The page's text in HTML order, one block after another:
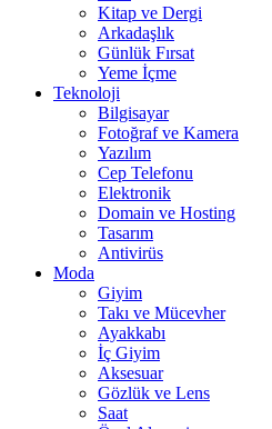
Kitap ve Dergi
Arkadaşlık
Günlük Fırsat
Yeme İçme
Teknoloji
Bilgisayar
Fotoğraf ve Kamera
Yazılım
Cep Telefonu
Elektronik
Domain ve Hosting
Tasarım
Antivirüs
Moda
Giyim
Takı ve Mücevher
Ayakkabı
İç Giyim
Aksesuar
Gözlük ve Lens
Saat